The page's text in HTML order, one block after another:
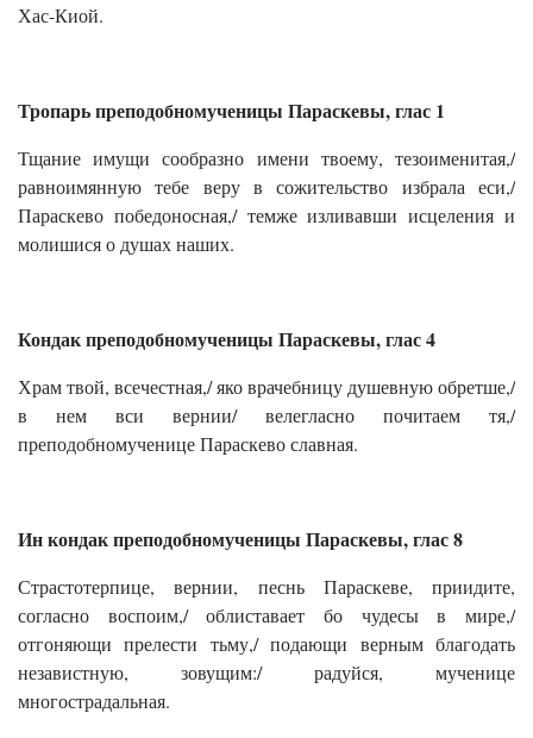
Хас-Киой.
Тропарь преподобномученицы Параскевы, глас 1
Тщание имущи сообразно имени твоему, тезоименитая,/
равноимянную тебе веру в сожительство избрала еси,/
Параскево победоносная,/ темже изливавши исцеления и
молишися о душах наших.
Кондак преподобномученицы Параскевы, глас 4
Храм твой, всечестная,/ яко врачебницу душевную обретше,/
в нем вси вернии/ велегласно почитаем тя,/
преподобномученице Параскево славная.
Ин кондак преподобномученицы Параскевы, глас 8
Страстотерпице, вернии, песнь Параскеве, приидите,
согласно воспоим,/ облиставает бо чудесы в мире,/
отгоняющи прелести тьму,/ подающи верным благодать
независтную, зовущим:/ радуйся, мученице
многострадальная.